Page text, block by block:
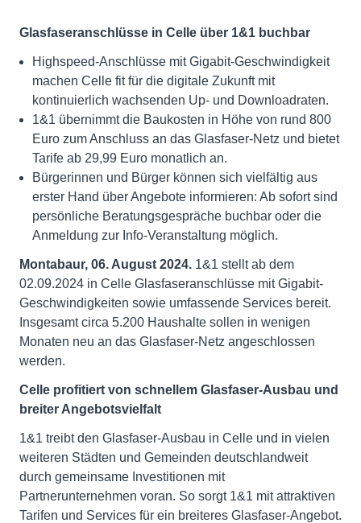
Glasfaseranschlüsse in Celle über 1&1 buchbar
Highspeed-Anschlüsse mit Gigabit-Geschwindigkeit
machen Celle fit für die digitale Zukunft mit
kontinuierlich wachsenden Up- und Downloadraten.
1&1 übernimmt die Baukosten in Höhe von rund 800
Euro zum Anschluss an das Glasfaser-Netz und bietet
Tarife ab 29,99 Euro monatlich an.
Bürgerinnen und Bürger können sich vielfältig aus
erster Hand über Angebote informieren: Ab sofort sind
persönliche Beratungsgespräche buchbar oder die
Anmeldung zur Info-Veranstaltung möglich.
Montabaur, 06. August 2024. 1&1 stellt ab dem
02.09.2024 in Celle Glasfaseranschlüsse mit Gigabit-
Geschwindigkeiten sowie umfassende Services bereit.
Insgesamt circa 5.200 Haushalte sollen in wenigen
Monaten neu an das Glasfaser-Netz angeschlossen
werden.
Celle profitiert von schnellem Glasfaser-Ausbau und
breiter Angebotsvielfalt
1&1 treibt den Glasfaser-Ausbau in Celle und in vielen
weiteren Städten und Gemeinden deutschlandweit
durch gemeinsame Investitionen mit
Partnerunternehmen voran. So sorgt 1&1 mit attraktiven
Tarifen und Services für ein breiteres Glasfaser-Angebot.